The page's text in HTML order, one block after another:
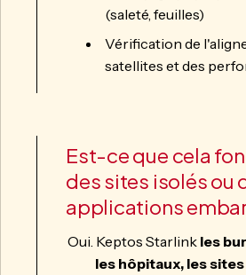
(saleté, feuilles)
Vérification de
satellites et des
Est-ce que cela
des sites isolés ou
applications
Oui. Keptos Starlink les
les hôpitaux, les